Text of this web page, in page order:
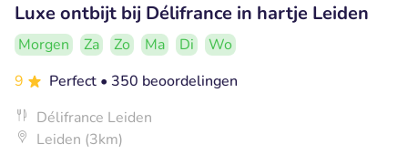
Luxe ontbijt bij Délifrance in hartje Leiden
Morgen Za Zo Ma Di
Wo
9
Perfect • 350 beoordelingen
Délifrance Leiden
Leiden (3km)